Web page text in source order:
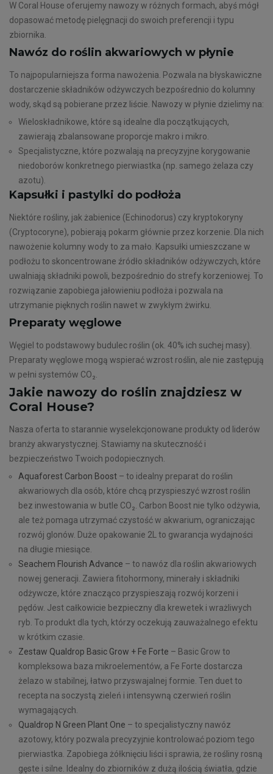
W Coral House oferujemy nawozy w różnych formach, abyś mógł
dopasować metodę pielęgnacji do swoich preferencji i typu
zbiornika.
Nawóz do roślin akwariowych w płynie
To najpopularniejsza forma nawożenia. Pozwala na błyskawiczne
dostarczenie składników odżywczych bezpośrednio do kolumny
wody, skąd są pobierane przez liście. Nawozy w płynie dzielimy na:
Wieloskładnikowe, które są idealne dla początkujących,
zawierają zbalansowane proporcje makro i mikro.
Specjalistyczne, które pozwalają na precyzyjne korygowanie
niedoborów konkretnego pierwiastka (np. samego żelaza czy
azotu).
Kapsułki i pastylki do podłoża
Niektóre rośliny, jak żabienice (Echinodorus) czy kryptokoryny
(Cryptocoryne), pobierają pokarm głównie przez korzenie. Dla nich
nawożenie kolumny wody to za mało. Kapsułki umieszczane w
podłożu to skoncentrowane źródło składników odżywczych, które
uwalniają składniki powoli, bezpośrednio do strefy korzeniowej. To
rozwiązanie zapobiega jałowieniu podłoża i pozwala na
utrzymanie pięknych roślin nawet w zwykłym żwirku.
Preparaty węglowe
Węgiel to podstawowy budulec roślin (ok. 40% ich suchej masy).
Preparaty węglowe mogą wspierać wzrost roślin, ale nie zastępują
w pełni systemów CO₂.
Jakie nawozy do roślin znajdziesz w
Coral House?
Nasza oferta to starannie wyselekcjonowane produkty od liderów
branży akwarystycznej. Stawiamy na skuteczność i
bezpieczeństwo Twoich podopiecznych.
Aquaforest Carbon Boost – to idealny preparat do roślin
akwariowych dla osób, które chcą przyspieszyć wzrost roślin
bez inwestowania w butle CO₂. Carbon Boost nie tylko odżywia,
ale też pomaga utrzymać czystość w akwarium, ograniczając
rozwój glonów. Duże opakowanie 2L to gwarancja wydajności
na długie miesiące.
Seachem Flourish Advance – to nawóz dla roślin akwariowych
nowej generacji. Zawiera fitohormony, minerały i składniki
odżywcze, które znacząco przyspieszają rozwój korzeni i
pędów. Jest całkowicie bezpieczny dla krewetek i wrażliwych
ryb. To produkt dla tych, którzy oczekują zauważalnego efektu
w krótkim czasie.
Zestaw Qualdrop Basic Grow + Fe Forte – Basic Grow to
kompleksowa baza mikroelementów, a Fe Forte dostarcza
żelazo w stabilnej, łatwo przyswajalnej formie. Ten duet to
recepta na soczystą zieleń i intensywną czerwień roślin
wymagających.
Qualdrop N Green Plant One – to specjalistyczny nawóz
azotowy, który pozwala precyzyjnie kontrolować poziom tego
pierwiastka. Zapobiega żółknięciu liści i sprawia, że rośliny rosną
gęste i silne. Idealny do zbiorników z dużą ilością światła, gdzie